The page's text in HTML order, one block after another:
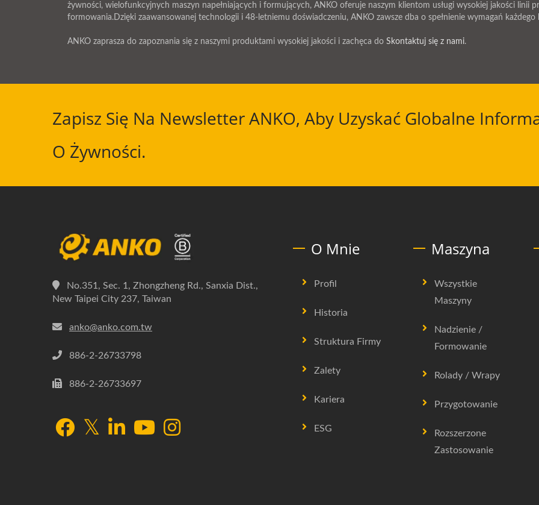
żywności, wielofunkcyjnych maszyn napełniających i formujących, ANKO oferuje naszym klientom usługi wysokiej jakości linii
formowania.Dzięki zaawansowanej technologii i 48-letniemu doświadczeniu, ANKO zawsze dba o spełnienie wymagań każdego
ANKO zaprasza do zapoznania się z naszymi produktami wysokiej jakości i zachęca do Skontaktuj się z nami.
Zapisz Się Na Newsletter ANKO, Aby Uzyskać Globalne
O Żywności.
No.351, Sec. 1, Zhongzheng Rd., Sanxia Dist.,
New Taipei City 237, Taiwan
anko@anko.com.tw
886-2-26733798
886-2-26733697
O Mnie
Profil
Historia
Struktura Firmy
Zalety
Kariera
ESG
Maszyna
Wszystkie
Maszyny
Nadzienie /
Formowanie
Rolady / Wrapy
Przygotowanie
Rozszerzone
Zastosowanie